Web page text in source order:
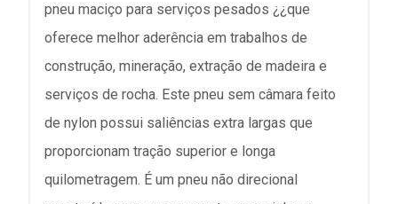
pneu maciço para serviços pesados ¿¿que
oferece melhor aderência em trabalhos de
construção, mineração, extração de madeira e
serviços de rocha. Este pneu sem câmara feito
de nylon possui saliências extra largas que
proporcionam tração superior e longa
quilometragem. É um pneu não direcional